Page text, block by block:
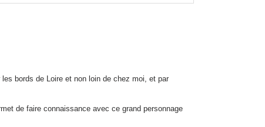
bords de Loire et non loin de chez moi, et par
de faire connaissance avec ce grand personnage